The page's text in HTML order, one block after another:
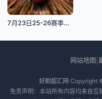
7月23日25-26赛季NBA经典赛事 掘金VS勇士
网站地图
好剧超汇网 Copyright
免责声明：本站所有内容均来自